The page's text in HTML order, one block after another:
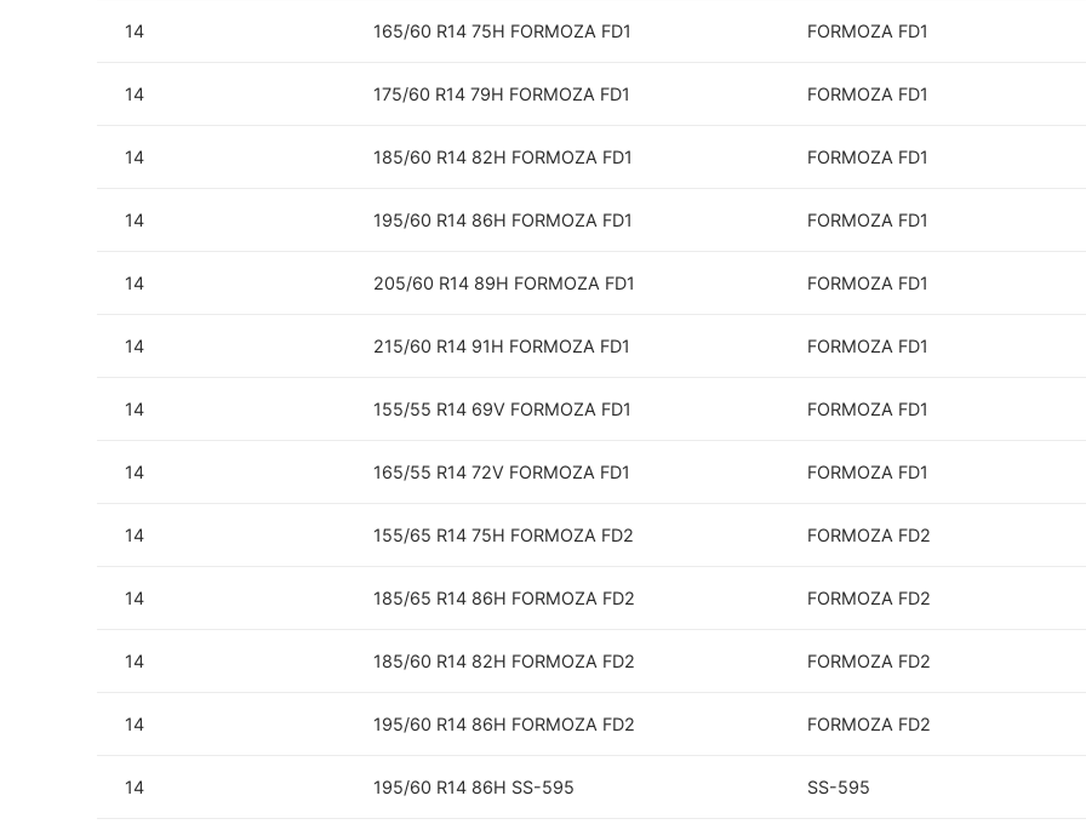
14 165/60 R14 75H FORMOZA FD1 FORMOZA FD1
14 175/60 R14 79H FORMOZA FD1 FORMOZA FD1
14 185/60 R14 82H FORMOZA FD1 FORMOZA FD1
14 195/60 R14 86H FORMOZA FD1 FORMOZA FD1
14 205/60 R14 89H FORMOZA FD1 FORMOZA FD1
14 215/60 R14 91H FORMOZA FD1 FORMOZA FD1
14 155/55 R14 69V FORMOZA FD1 FORMOZA FD1
14 165/55 R14 72V FORMOZA FD1 FORMOZA FD1
14 155/65 R14 75H FORMOZA FD2 FORMOZA FD2
14 185/65 R14 86H FORMOZA FD2 FORMOZA FD2
14 185/60 R14 82H FORMOZA FD2 FORMOZA FD2
14 195/60 R14 86H FORMOZA FD2 FORMOZA FD2
14 195/60 R14 86H SS-595 SS-595